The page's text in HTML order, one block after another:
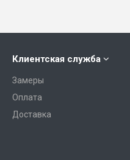
Клиентская служба
Замеры
Оплата
Доставка